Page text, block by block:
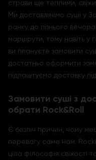
страви ще теплими,
Ми доставляємо суші у
ранку до пізнього
маршрути, тому навіть у
ви плануєте замовити
достатньо оформити
підлаштуємо доставку
Замовити суші з
обрати Rock&Roll
Є безліч причин, чому
перевагу саме нам.
ціла філософія свіжості